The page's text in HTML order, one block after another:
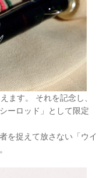
ます。 それを記念し、
ーロッド」として限定
を捉えて放さない「ウイ